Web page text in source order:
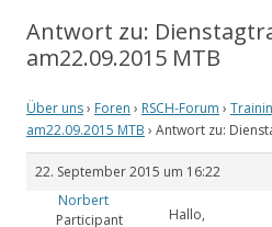
Antwort zu:
am22.09.2015 MTB
Über uns› Foren › RSCH-Forum ›
am22.09.2015 MTB › Antwort zu:
22. September 2015 um 16:22
Norbert
Participant
Hallo,